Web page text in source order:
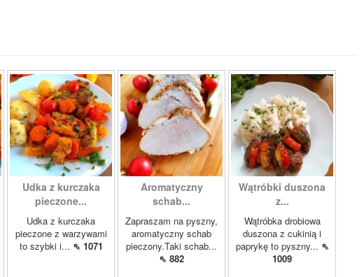
Udka z kurczaka
pieczone...
Udka z kurczaka
pieczone z warzywami
to szybki i... ⇖ 1071
Aromatyczny
schab...
Zapraszam na pyszny,
aromatyczny schab
pieczony.Taki schab...
⇖ 882
Wątróbki duszona
z...
Wątróbka drobiowa
duszona z cukinią i
paprykę to pyszny... ⇖
1009